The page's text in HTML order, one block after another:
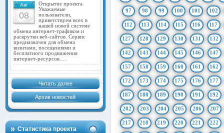
Авг
08
Открытие проекта.
Уважаемые
пользователи,
приветствуем всех в
нашей новой системе
обмена интернет-трафиком и
раскрутки веб-сайтов. Сервис
предназначен для обмена
визитами, посещениями и
бесплатного продвижения
интернет-ресурсов.…
Читать далее
Архив новостей
Статистика проекта
97 98 99 100 101 102
112 113 114 115 116 117
127 128 129 130 131 132
142 143 144 145 146 147
157 158 159 160 161 162
172 173 174 175 176 177
187 188 189 190 191 192
202 203 204 205 206 207
217 218 219 220 221 222